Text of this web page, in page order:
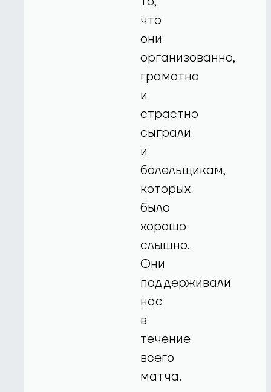
что
они
организованно,
грамотно
и
страстно
сыграли
и
болельщикам,
которых
было
хорошо
слышно.
Они
поддерживали
нас
в
течение
всего
матча.